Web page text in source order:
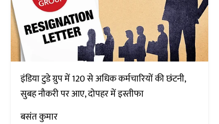
इंडिया टुडे ग्रुप में 120 से अधिक कर्मचारियों की छंटनी,
सुबह नौकरी पर आए, दोपहर में इस्तीफा
बसंत कुमार